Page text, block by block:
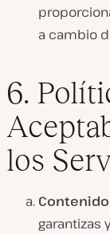
a cambio
6.
los
garantizas